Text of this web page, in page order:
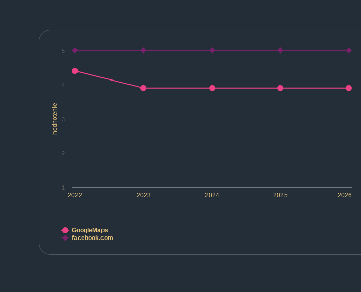
hodnotenie
2022 2023 2024 2025 2026
1
2
3
4
5
GoogleMaps
facebook.com